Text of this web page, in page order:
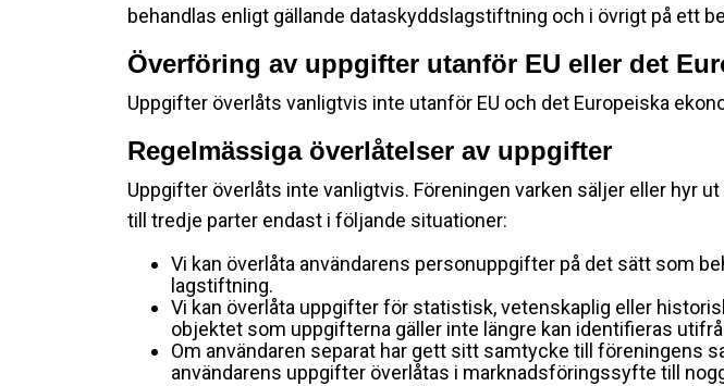
behandlas enligt gällande dataskyddslagstiftning och i övrigt på ett
Överföring av uppgifter utanför EU eller det
Uppgifter överlåts vanligtvis inte utanför EU och det Europeiska
Regelmässiga överlåtelser av uppgifter
Uppgifter överlåts inte vanligtvis. Föreningen varken säljer eller hyr
till tredje parter endast i följande situationer:
Vi kan överlåta användarens personuppgifter på det sätt som
lagstiftning.
Vi kan överlåta uppgifter för statistisk, vetenskaplig eller
objektet som uppgifterna gäller inte längre kan identifieras
Om användaren separat har gett sitt samtycke till föreningens
användarens uppgifter överlåtas i marknadsföringssyfte till